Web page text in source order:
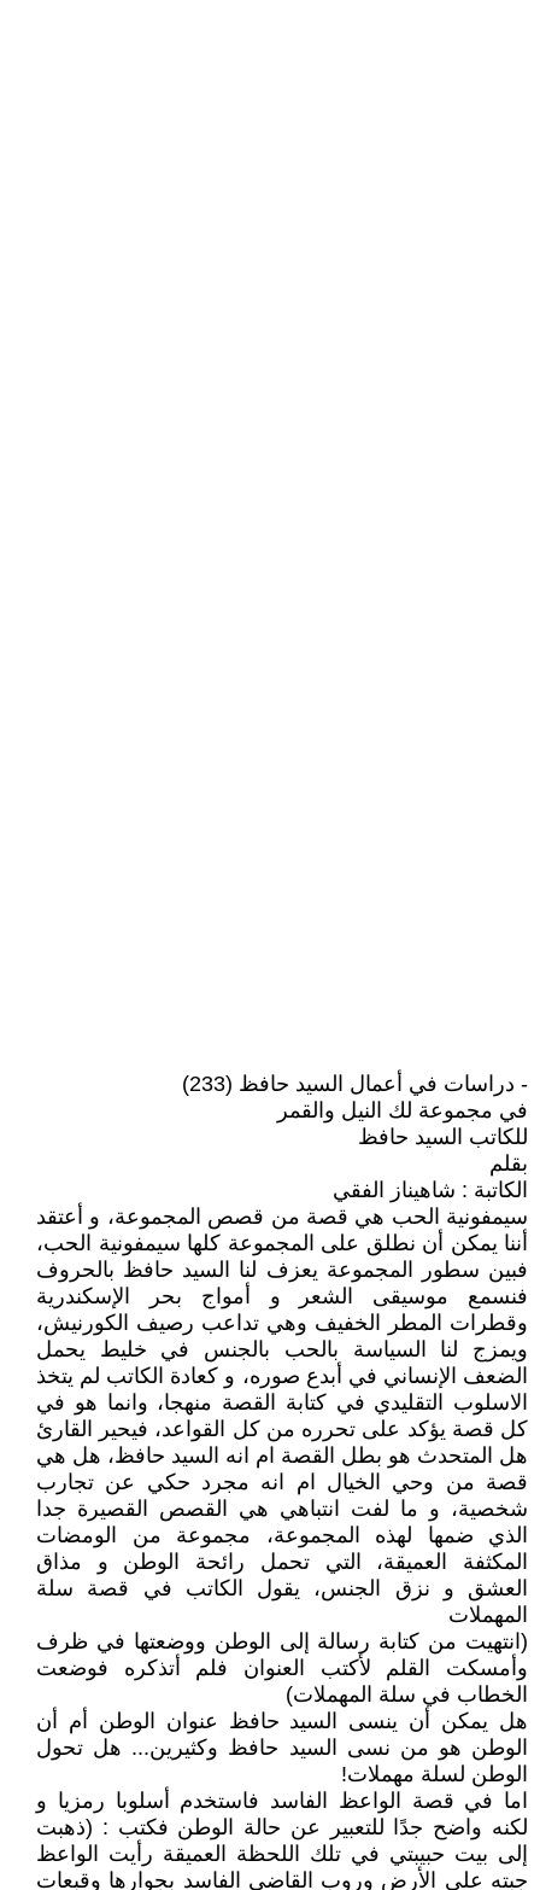
- دراسات في أعمال السيد حافظ (233)
في مجموعة لك النيل والقمر
للكاتب السيد حافظ
بقلم
الكاتبة : شاهيناز الفقي
سيمفونية الحب هي قصة من قصص المجموعة، و أعتقد
أننا يمكن أن نطلق على المجموعة كلها سيمفونية الحب،
فبين سطور المجموعة يعزف لنا السيد حافظ بالحروف
فنسمع موسيقى الشعر و أمواج بحر الإسكندرية
وقطرات المطر الخفيف وهي تداعب رصيف الكورنيش،
ويمزج لنا السياسة بالحب بالجنس في خليط يحمل
الضعف الإنساني في أبدع صوره، و كعادة الكاتب لم يتخذ
الاسلوب التقليدي في كتابة القصة منهجا، وانما هو في
كل قصة يؤكد على تحرره من كل القواعد، فيحير القارئ
هل المتحدث هو بطل القصة ام انه السيد حافظ، هل هي
قصة من وحي الخيال ام انه مجرد حكي عن تجارب
شخصية، و ما لفت انتباهي هي القصص القصيرة جدا
الذي ضمها لهذه المجموعة، مجموعة من الومضات
المكثفة العميقة، التي تحمل رائحة الوطن و مذاق
العشق و نزق الجنس، يقول الكاتب في قصة سلة
المهملات
(انتهيت من كتابة رسالة إلى الوطن ووضعتها في ظرف
وأمسكت القلم لأكتب العنوان فلم أتذكره فوضعت
الخطاب في سلة المهملات)
هل يمكن أن ينسى السيد حافظ عنوان الوطن أم أن
الوطن هو من نسى السيد حافظ وكثيرين... هل تحول
الوطن لسلة مهملات!
اما في قصة الواعظ الفاسد فاستخدم أسلوبا رمزيا و
لكنه واضح جدًا للتعبير عن حالة الوطن فكتب : (ذهبت
إلى بيت حبيبتي في تلك اللحظة العميقة رأيت الواعظ
جبته على الأرض وروب القاضي الفاسد بجوارها وقبعات